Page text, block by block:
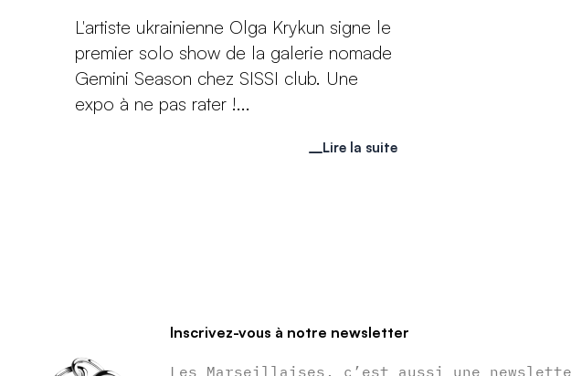
L'artiste ukrainienne Olga Krykun signe le
premier solo show de la galerie nomade
Gemini Season chez SISSI club. Une
expo à ne pas rater !...
Lire la suite
Inscrivez-vous à notre newsletter
Les Marseillaises, c’est aussi une